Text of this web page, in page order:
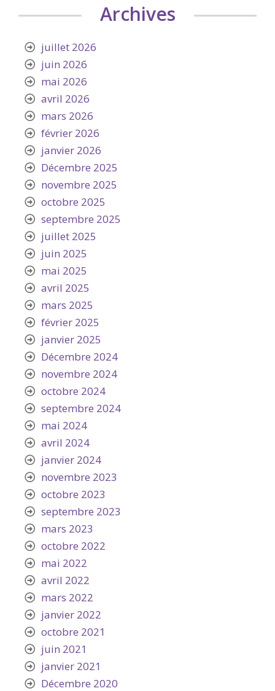
Archives
juillet 2026
juin 2026
mai 2026
avril 2026
mars 2026
février 2026
janvier 2026
Décembre 2025
novembre 2025
octobre 2025
septembre 2025
juillet 2025
juin 2025
mai 2025
avril 2025
mars 2025
février 2025
janvier 2025
Décembre 2024
novembre 2024
octobre 2024
septembre 2024
mai 2024
avril 2024
janvier 2024
novembre 2023
octobre 2023
septembre 2023
mars 2023
octobre 2022
mai 2022
avril 2022
mars 2022
janvier 2022
octobre 2021
juin 2021
janvier 2021
Décembre 2020